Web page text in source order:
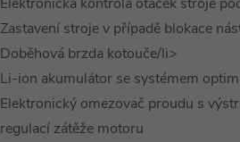
Zastavení stroje v případě blokace
Doběhová brzda kotouče/li>
Li-ion akumulátor se systémem
Elektronický omezovač proudu s
regulací zátěže motoru